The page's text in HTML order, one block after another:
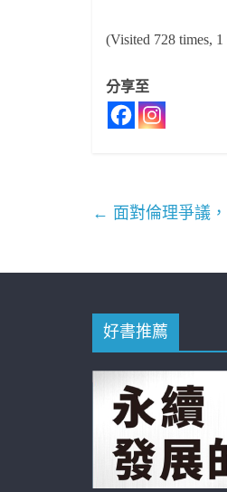
(Visited 728 times,
分享至
← 面對倫理爭議
好書推薦